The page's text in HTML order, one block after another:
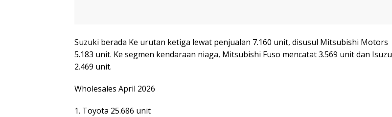
Suzuki berada Ke urutan ketiga lewat penjualan 7.160 unit, disusul Mitsubishi Motors
5.183 unit. Ke segmen kendaraan niaga, Mitsubishi Fuso mencatat 3.569 unit dan Isuzu
2.469 unit.
Wholesales April 2026
1. Toyota 25.686 unit